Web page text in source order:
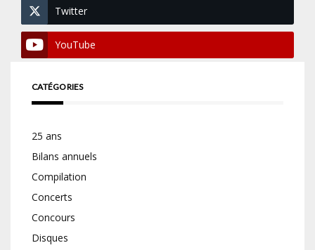
Twitter
YouTube
CATÉGORIES
25 ans
Bilans annuels
Compilation
Concerts
Concours
Disques